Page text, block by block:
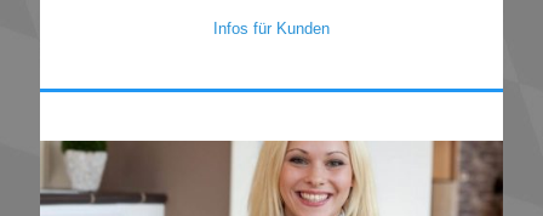
Infos für Kunden